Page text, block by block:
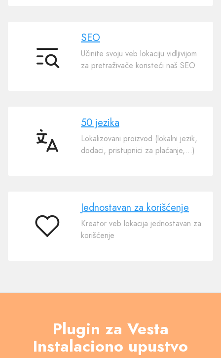
SEO
SEO
Učinite svoju veb lokaciju vidljivijom
za pretraživače koristeći naš SEO
50
50 jezika
Lokalizovani proizvod (lokalni jezik,
dodaci, pristupnici za plaćanje,…)
Jednostavan
Jednostavan za korišćenje
Kreator veb lokacija jednostavan za
korišćenje
Plugin za Vesta
Instalaciono upustvo